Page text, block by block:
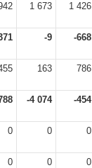
1 673 1 426
-9 -668
163 786
-4 074 -454
0 0 0
0 0 0